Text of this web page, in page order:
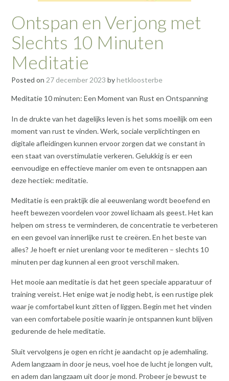
Ontspan en Verjong met
Slechts 10 Minuten
Meditatie
Posted on 27 december 2023 byhetkloosterbe
Meditatie 10 minuten: Een Moment van Rust en Ontspanning
In de drukte van het dagelijks leven is het soms moeilijk om een
moment van rust te vinden. Werk, sociale verplichtingen en
digitale afleidingen kunnen ervoor zorgen dat we constant in
een staat van overstimulatie verkeren. Gelukkig is er een
eenvoudige en effectieve manier om even te ontsnappen aan
deze hectiek: meditatie.
Meditatie is een praktijk die al eeuwenlang wordt beoefend en
heeft bewezen voordelen voor zowel lichaam als geest. Het kan
helpen om stress te verminderen, de concentratie te verbeteren
en een gevoel van innerlijke rust te creëren. En het beste van
alles? Je hoeft er niet urenlang voor te mediteren – slechts 10
minuten per dag kunnen al een groot verschil maken.
Het mooie aan meditatie is dat het geen speciale apparatuur of
training vereist. Het enige wat je nodig hebt, is een rustige plek
waar je comfortabel kunt zitten of liggen. Begin met het vinden
van een comfortabele positie waarin je ontspannen kunt blijven
gedurende de hele meditatie.
Sluit vervolgens je ogen en richt je aandacht op je ademhaling.
Adem langzaam in door je neus, voel hoe de lucht je longen vult,
en adem dan langzaam uit door je mond. Probeer je bewust te